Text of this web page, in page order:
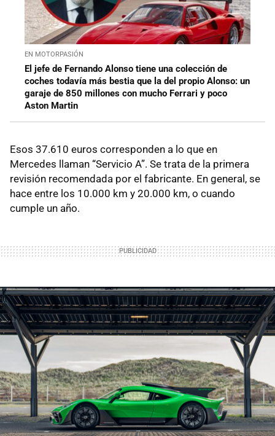
EN MOTORPASIÓN
El jefe de Fernando Alonso tiene una colección de
coches todavía más bestia que la del propio Alonso: un
garaje de 850 millones con mucho Ferrari y poco
Aston Martin
Esos 37.610 euros corresponden a lo que en
Mercedes llaman “Servicio A”. Se trata de la primera
revisión recomendada por el fabricante. En general, se
hace entre los 10.000 km y 20.000 km, o cuando
cumple un año.